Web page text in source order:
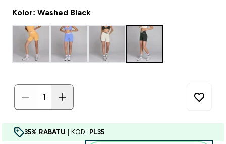
Kolor: Washed Black
35% RABATU | KOD: PL35